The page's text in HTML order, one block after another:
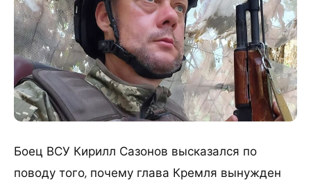
Боец ВСУ Кирилл Сазонов высказался по
поводу того, почему глава Кремля вынужден